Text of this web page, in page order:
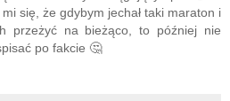
się, że gdybym jechał taki maraton i
przeżyć na bieżąco, to później nie
po fakcie 🤔